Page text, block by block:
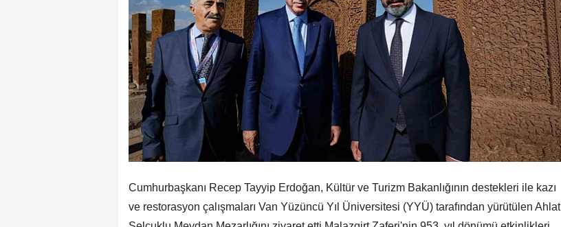
Cumhurbaşkanı Recep Tayyip Erdoğan, Kültür ve Turizm Bakanlığının destekleri ile kazı
ve restorasyon çalışmaları Van Yüzüncü Yıl Üniversitesi (YYÜ) tarafından yürütülen Ahlat